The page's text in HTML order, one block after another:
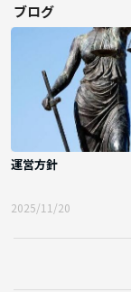
ブログ
運営方針
2025/11/20